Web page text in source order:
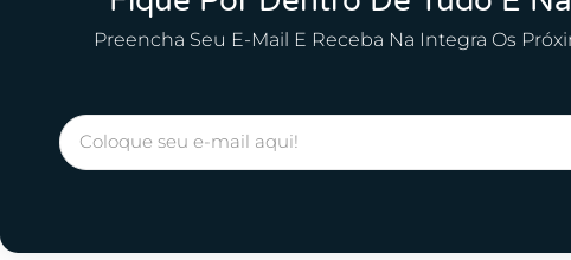
Preencha Seu E-Mail E Receba Na Integra Os